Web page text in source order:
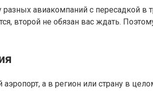
авиакомпаний с пересадкой в
второй не обязан вас ждать.
а в регион или страну в